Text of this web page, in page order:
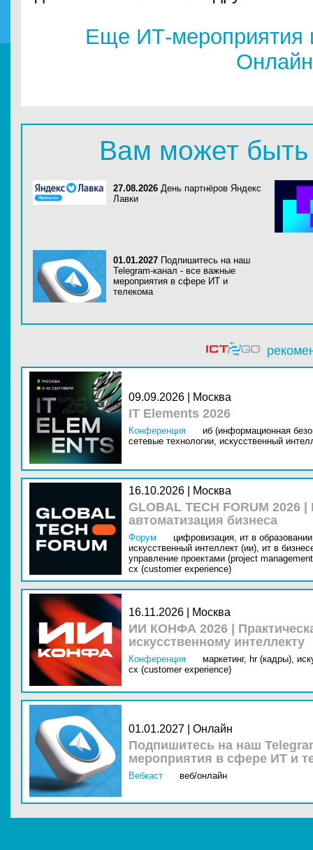
Еще ИТ-мероприятия
Онлайн
Вам может быть
27.08.2026 День партнёров Яндекс
Лавки
01.01.2027 Подпишитесь на наш
Telegram-канал - все важные
мероприятия в сфере ИТ и
телекома
09.09.2026 | Москва
IT Elements 2026
Конференция
иб (информационная
сетевые технологии, искусственный
16.10.2026 | Москва
GLOBAL TECH FORUM
автоматизация бизнеса
Форум цифровизация, ит в
искусственный интеллект (ии), ит в
управление проектами (project
cx (customer experience)
16.11.2026 | Москва
ИИ КОНФА 2026 |
искусственному интеллекту
Конференция маркетинг, hr (кадры),
cx (customer experience)
01.01.2027 | Онлайн
Подпишитесь на наш
мероприятия в сфере ИТ и
Вебкаст веб/онлайн